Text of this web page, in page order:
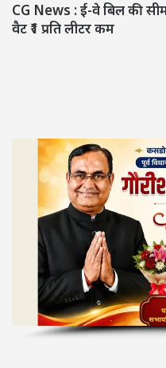
CG News : ई-वे बिल की
वैट ₹1 प्रति लीटर कम